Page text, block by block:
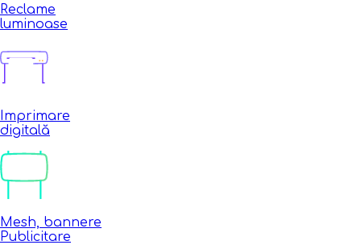
Reclame
luminoase
Imprimare
digitală
Mesh, bannere
Publicitare